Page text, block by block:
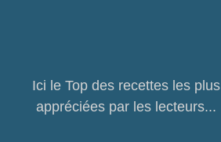
Ici le Top des recettes les plus
appréciées par les lecteurs...